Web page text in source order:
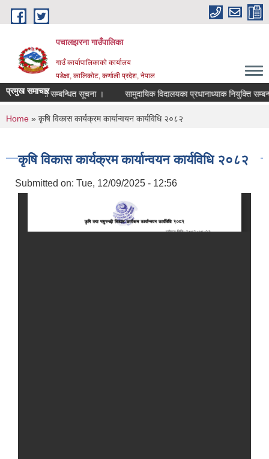
Skip to main content
पचालझरना गाउँपालिका
गाउँ कार्यापालिकाको कार्यालय
पडेक्षा, कालिकोट, कर्णाली प्रदेश, नेपाल
प्रमुख समाचार
सेवामा पदपुर्ति सम्बन्धित सूचना । सामुदायिक विदालयका प्रधानाध्याक नियुक्ति
You are here
Home » कृषि विकास कार्यक्रम कार्यान्वयन कार्यविधि २०८२
कृषि विकास कार्यक्रम कार्यान्वयन कार्यविधि २०८२
Submitted on: Tue, 12/09/2025 - 12:56